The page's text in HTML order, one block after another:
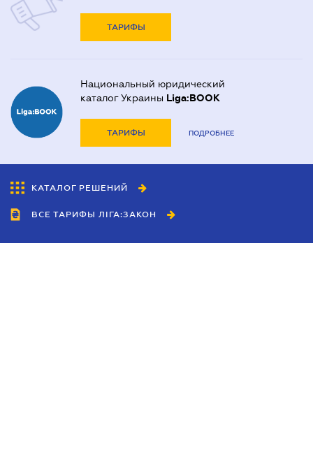
ТАРИФЫ
Национальный юридический
каталог Украины Liga:BOOK
ТАРИФЫ ПОДРОБНЕЕ
КАТАЛОГ РЕШЕНИЙ
ВСЕ ТАРИФЫ ЛІГА:ЗАКОН